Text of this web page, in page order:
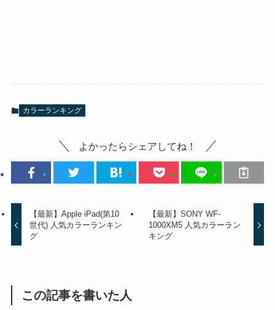
カラーランキング
よかったらシェアしてね！
【最新】Apple iPad(第10
世代) 人気カラーランキン
グ
【最新】SONY WF-
1000XM5 人気カラーラン
キング
この記事を書いた人